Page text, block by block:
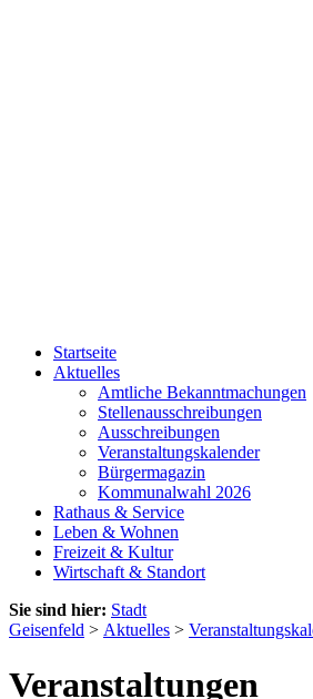
Startseite
Aktuelles
Amtliche Bekanntmachungen
Stellenausschreibungen
Ausschreibungen
Veranstaltungskalender
Bürgermagazin
Kommunalwahl 2026
Rathaus & Service
Leben & Wohnen
Freizeit & Kultur
Wirtschaft & Standort
Sie sind hier: Stadt
Geisenfeld > Aktuelles >
Veranstaltungen